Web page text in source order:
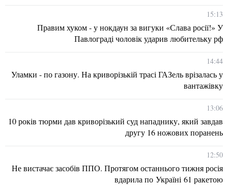
15:13
Правим хуком - у нокдаун за вигуки «Слава росії!» У
Павлограді чоловік ударив любительку рф
14:44
Уламки - по газону. На криворізькій трасі ГАЗель врізалась у
вантажівку
13:06
10 років тюрми дав криворізький суд нападнику, який завдав
другу 16 ножових поранень
12:50
Не вистачає засобів ППО. Протягом останнього тижня росія
вдарила по Україні 61 ракетою